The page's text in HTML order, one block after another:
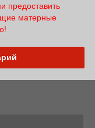
предоставить
матерные